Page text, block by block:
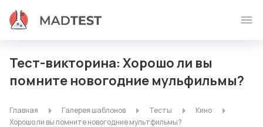
Тест-викторина: Хорошо ли вы
помните новогодние мульфильмы?
Главная Галерея шаблонов Тесты
Кино
Хорошо ли вы помните новогодние мультфильмы?